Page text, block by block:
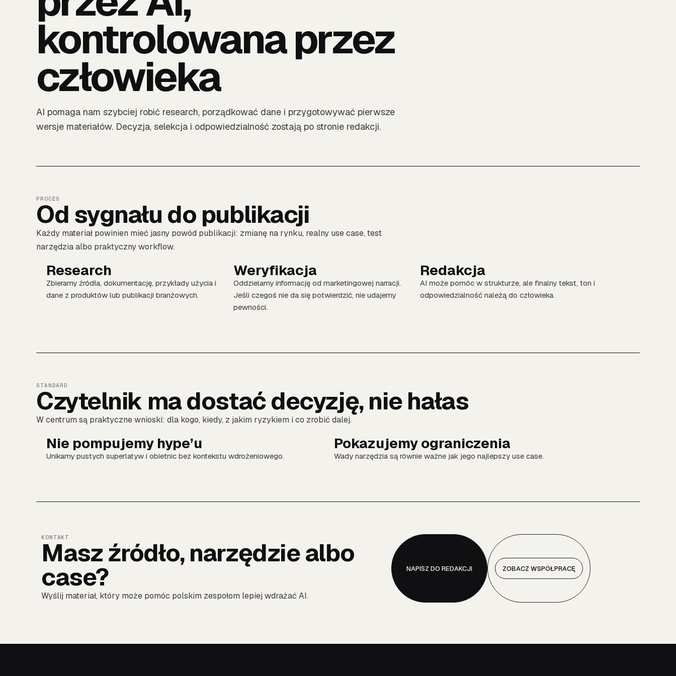
kontrolowana przez
człowieka
AI pomaga nam szybciej robić research, porządkować dane i przygotowywać pierwsze
wersje materiałów. Decyzja, selekcja i odpowiedzialność zostają po stronie redakcji.
PROCES
Od sygnału do publikacji
Każdy materiał powinien mieć jasny powód publikacji: zmianę na rynku, realny use case, test
narzędzia albo praktyczny workflow.
Research
Zbieramy źródła, dokumentację, przykłady użycia i
dane z produktów lub publikacji branżowych.
Weryfikacja
Oddzielamy informację od marketingowej narracji.
Jeśli czegoś nie da się potwierdzić, nie udajemy
pewności.
Redakcja
AI może pomóc w strukturze, ale finalny tekst, ton i
odpowiedzialność należą do człowieka.
STANDARD
Czytelnik ma dostać decyzję, nie hałas
W centrum są praktyczne wnioski: dla kogo, kiedy, z jakim ryzykiem i co zrobić dalej.
Nie pompujemy hype’u
Unikamy pustych superlatyw i obietnic bez kontekstu wdrożeniowego.
Pokazujemy ograniczenia
Wady narzędzia są równie ważne jak jego najlepszy use case.
KONTAKT
Masz źródło, narzędzie albo
case?
Wyślij materiał, który może pomóc polskim zespołom lepiej wdrażać AI.
NAPISZ DO REDAKCJI ZOBACZ WSPÓŁPRACĘ